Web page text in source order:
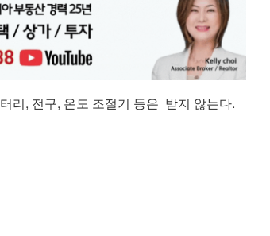
리, 전구, 온도 조절기 등은 받지 않는다.